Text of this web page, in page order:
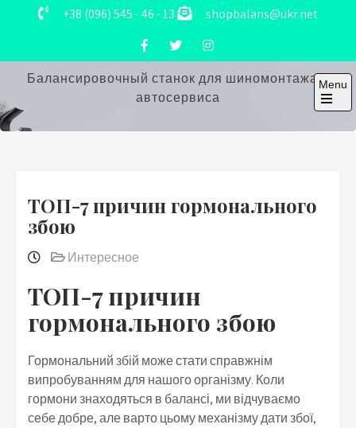
+38 (096) 545 - 46 - 13 shopbalans@ukr.net
Балансировочный станок для шиномонтажа и
автосервиса
Menu
Open
ТОП-7 причин гормонального
збою
Интересное
ТОП-7 причин
гормонального збою
Гормональний збій може стати справжнім
випробуванням для нашого організму. Коли
гормони знаходяться в балансі, ми відчуваємо
себе добре, але варто цьому механізму дати збої,